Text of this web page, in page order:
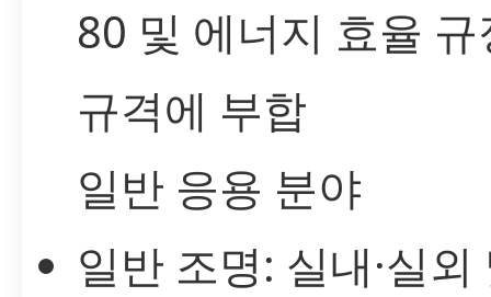
80 및 에너지 효율
규격에 부합
일반 응용 분야
일반 조명: 실내·실외